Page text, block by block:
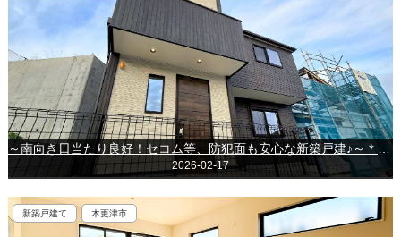
2026-02-17
新築戸建て 木更津市